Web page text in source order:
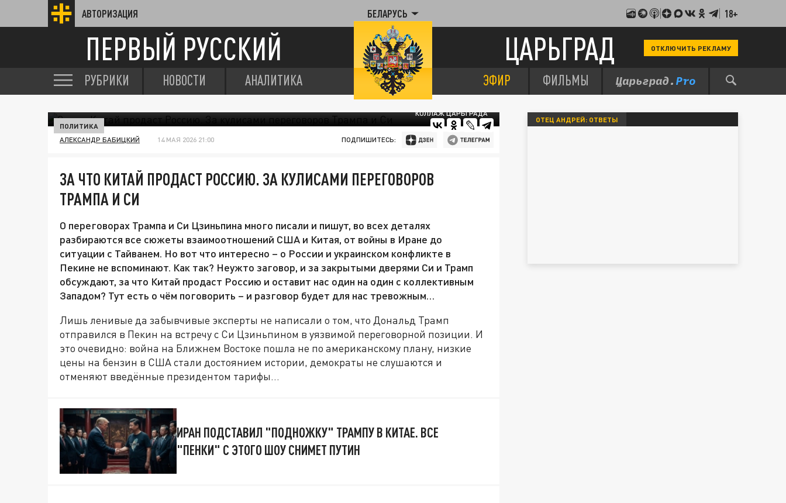
АВТОРИЗАЦИЯ БЕЛАРУСЬ 18+
ПЕРВЫЙ РУССКИЙ ЦАРЬГРАД ОТКЛЮЧИТЬ РЕКЛАМУ
РУБРИКИ НОВОСТИ АНАЛИТИКА ЭФИР ФИЛЬМЫ
КОЛЛАЖ ЦАРЬГРАДА
ПОЛИТИКА
АЛЕКСАНДР БАБИЦКИЙ 14 МАЯ 2026 21:00 ПОДПИШИТЕСЬ:
ЗА ЧТО КИТАЙ ПРОДАСТ РОССИЮ. ЗА КУЛИСАМИ ПЕРЕГОВОРОВ
ТРАМПА И СИ
О переговорах Трампа и Си Цзиньпина много писали и пишут, во всех деталях
разбираются все сюжеты взаимоотношений США и Китая, от войны в Иране до
ситуации с Тайванем. Но вот что интересно – о России и украинском конфликте в
Пекине не вспоминают. Как так? Неужто заговор, и за закрытыми дверями Си и Трамп
обсуждают, за что Китай продаст Россию и оставит нас один на один с коллективным
Западом? Тут есть о чём поговорить – и разговор будет для нас тревожным…
Лишь ленивые да забывчивые эксперты не написали о том, что Дональд Трамп
отправился в Пекин на встречу с Си Цзиньпином в уязвимой переговорной позиции. И
это очевидно: война на Ближнем Востоке пошла не по американскому плану, низкие
цены на бензин в США стали достоянием истории, демократы не слушаются и
отменяют введённые президентом тарифы…
ИРАН ПОДСТАВИЛ "ПОДНОЖКУ" ТРАМПУ В КИТАЕ. ВСЕ
"ПЕНКИ" С ЭТОГО ШОУ СНИМЕТ ПУТИН
ОТЕЦ АНДРЕЙ: ОТВЕТЫ